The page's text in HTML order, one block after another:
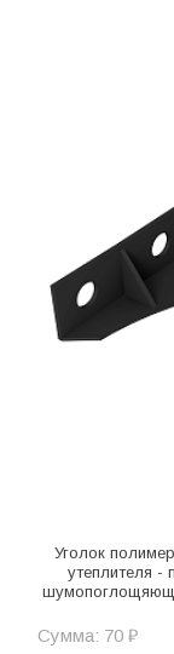
Уголок
утеплителя -
Сумма: 70 ₽